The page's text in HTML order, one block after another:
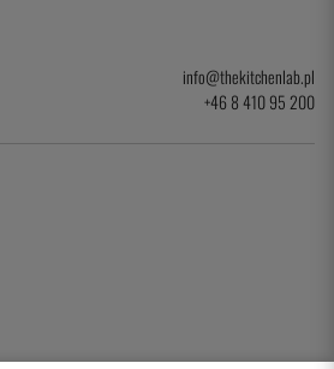
info@thekitchenlab.pl
+46 8 410 95 200